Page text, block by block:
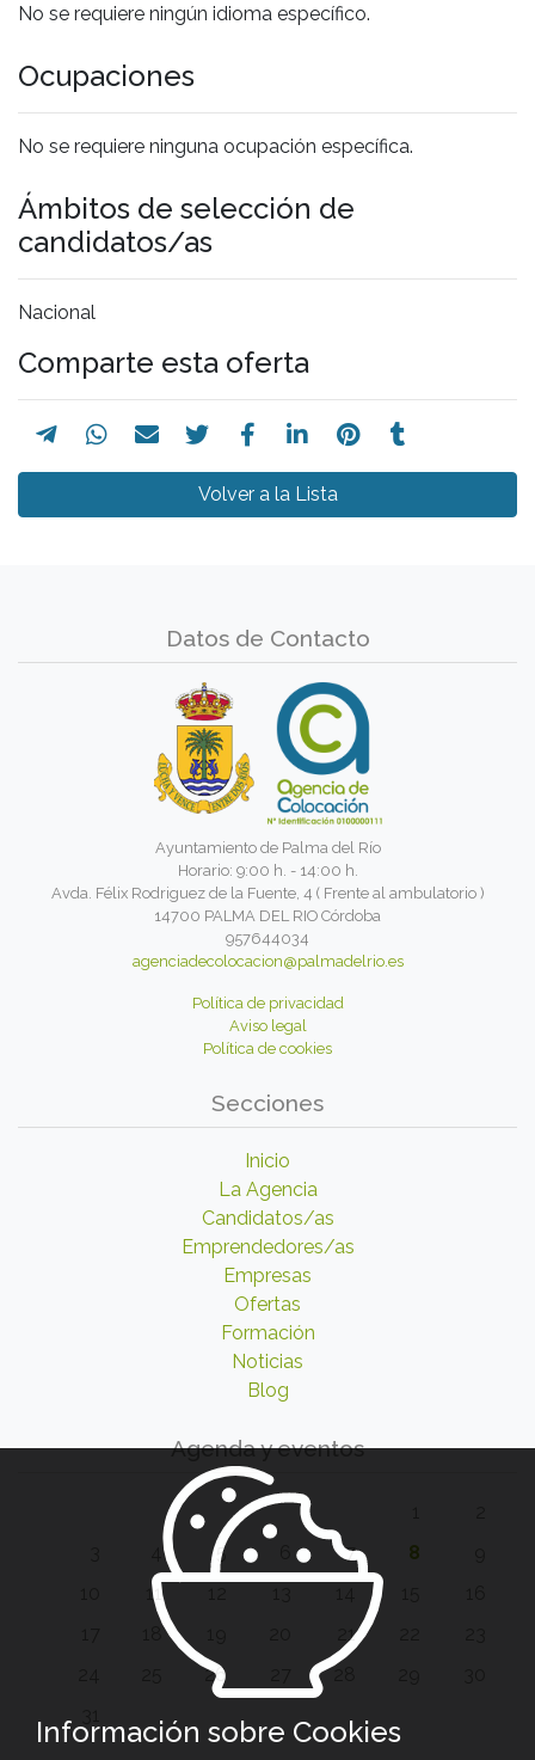
No se requiere ningún idioma específico.
Ocupaciones
No se requiere ninguna ocupación específica.
Ámbitos de selección de
candidatos/as
Nacional
Comparte esta oferta
Volver a la Lista
Datos de Contacto
Ayuntamiento de Palma del Río
Horario: 9:00 h. - 14:00 h.
Avda. Félix Rodriguez de la Fuente, 4 ( Frente al ambulatorio )
14700 PALMA DEL RIO Córdoba
957644034
agenciadecolocacion@palmadelrio.es
Política de privacidad
Aviso legal
Política de cookies
Secciones
Inicio
La Agencia
Candidatos/as
Emprendedores/as
Empresas
Ofertas
Formación
Noticias
Blog
Agenda y eventos
5 7 8
11
21
26 28
Información sobre Cookies